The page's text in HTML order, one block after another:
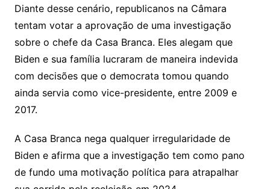
Diante desse cenário, republicanos na Câmara
tentam votar a aprovação de uma investigação
sobre o chefe da Casa Branca. Eles alegam que
Biden e sua família lucraram de maneira indevida
com decisões que o democrata tomou quando
ainda servia como vice-presidente, entre 2009 e
2017.
A Casa Branca nega qualquer irregularidade de
Biden e afirma que a investigação tem como pano
de fundo uma motivação política para atrapalhar